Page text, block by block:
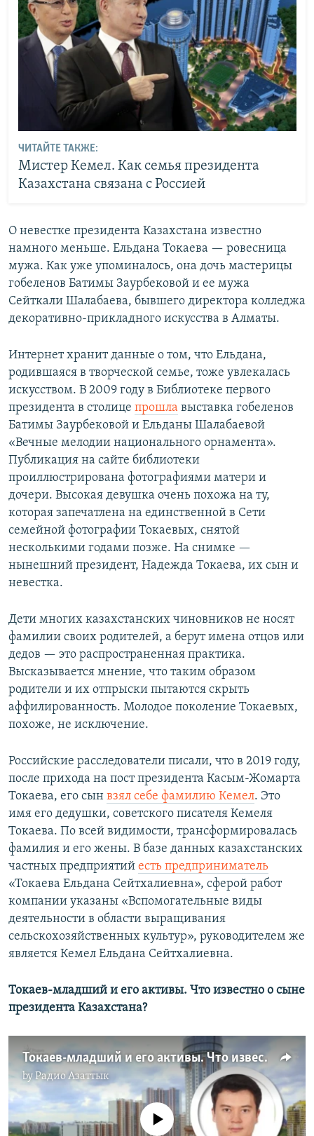
ЧИТАЙТЕ ТАКЖЕ:
Мистер Кемел. Как семья президента
Казахстана связана с Россией
О невестке президента Казахстана известно
намного меньше. Ельдана Токаева — ровесница
мужа. Как уже упоминалось, она дочь мастерицы
гобеленов Батимы Заурбековой и ее мужа
Сейткали Шалабаева, бывшего директора колледжа
декоративно-прикладного искусства в Алматы.
Интернет хранит данные о том, что Ельдана,
родившаяся в творческой семье, тоже увлекалась
искусством. В 2009 году в Библиотеке первого
президента в столице прошла выставка гобеленов
Батимы Заурбековой и Ельданы Шалабаевой
«Вечные мелодии национального орнамента».
Публикация на сайте библиотеки
проиллюстрирована фотографиями матери и
дочери. Высокая девушка очень похожа на ту,
которая запечатлена на единственной в Сети
семейной фотографии Токаевых, снятой
несколькими годами позже. На снимке —
нынешний президент, Надежда Токаева, их сын и
невестка.
Дети многих казахстанских чиновников не носят
фамилии своих родителей, а берут имена отцов или
дедов — это распространенная практика.
Высказывается мнение, что таким образом
родители и их отпрыски пытаются скрыть
аффилированность. Молодое поколение Токаевых,
похоже, не исключение.
Российские расследователи писали, что в 2019 году,
после прихода на пост президента Касым-Жомарта
Токаева, его сын взял себе фамилию Кемел. Это
имя его дедушки, советского писателя Кемеля
Токаева. По всей видимости, трансформировалась
фамилия и его жены. В базе данных казахстанских
частных предприятий есть предприниматель
«Токаева Ельдана Сейтхалиевна», сферой работ
компании указаны «Вспомогательные виды
деятельности в области выращивания
сельскохозяйственных культур», руководителем же
является Кемел Ельдана Сейтхалиевна.
Токаев-младший и его активы. Что известно о сыне
президента Казахстана?
Токаев-младший и его активы. Что известно о сыне президента Казахстана?
byРадио Азаттык
No media source currently available